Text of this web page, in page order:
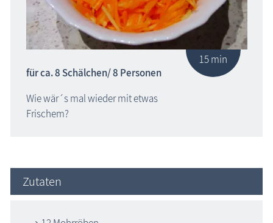
15 min
für ca. 8 Schälchen/ 8 Personen
Wie wär´s mal wieder mit etwas
Frischem?
Zutaten